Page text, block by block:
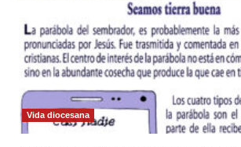
Vida diocesana